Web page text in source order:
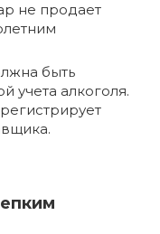
не продает
быть
учета алкоголя.